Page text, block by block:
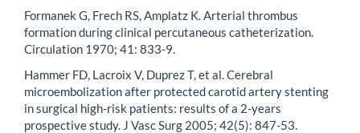
Formanek G, Frech RS, Amplatz K. Arterial thrombus
formation during clinical percutaneous catheterization.
Circulation 1970; 41: 833-9.
Hammer FD, Lacroix V, Duprez T, et al. Cerebral
microembolization after protected carotid artery stenting
in surgical high-risk patients: results of a 2-years
prospective study. J Vasc Surg 2005; 42(5): 847-53.